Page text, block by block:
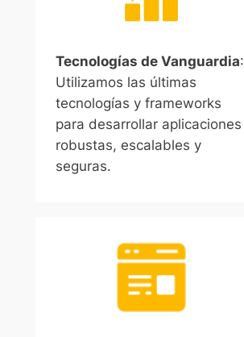
Tecnologías de Vanguardia:
Utilizamos las últimas
tecnologías y frameworks
para desarrollar aplicaciones
robustas, escalables y
seguras.